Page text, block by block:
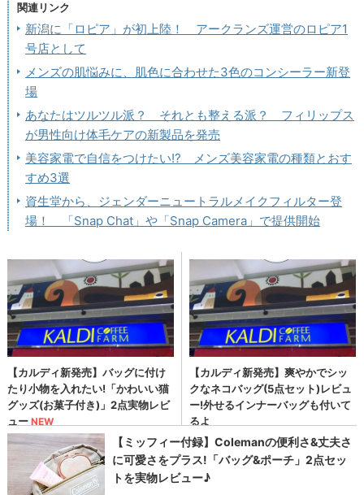
関連リンク
新潟に「ロピア」が初上陸！ アークランズ運営のロピア1
号店として
メンズの肌悩みに、肌色に合わせた3色のコンシーラー新登
場
あなたはツルツル派？ それとも整える派？ フィリップス
が男性向け体毛ケアの新製品を発売
美容家電で自信をつけたい!? メンズ美容家電の種類とおす
すめ3選
資生堂から、ジェンダーニュートラルメイクフィルター登
場！ 「Snap Chat」や「Snap Camera」で提供開始